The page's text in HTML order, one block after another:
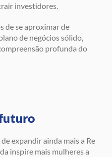
investidores.
de se aproximar de
de negócios sólido,
profunda do
expandir ainda mais a Re
inspire mais mulheres a